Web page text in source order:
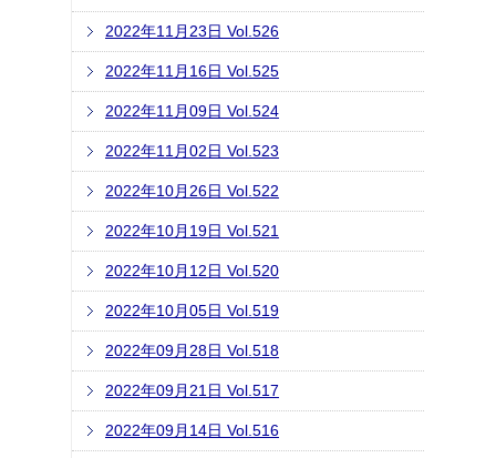
2022年11月23日 Vol.526
2022年11月16日 Vol.525
2022年11月09日 Vol.524
2022年11月02日 Vol.523
2022年10月26日 Vol.522
2022年10月19日 Vol.521
2022年10月12日 Vol.520
2022年10月05日 Vol.519
2022年09月28日 Vol.518
2022年09月21日 Vol.517
2022年09月14日 Vol.516